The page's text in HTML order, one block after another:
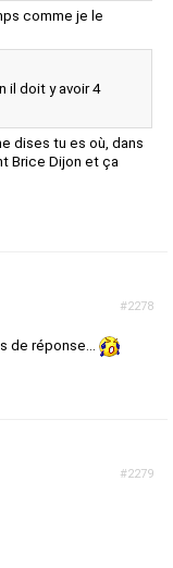
comme je le
il doit y avoir 4
dises tu es où, dans
Brice Dijon et ça
#2278
de réponse...
#2279